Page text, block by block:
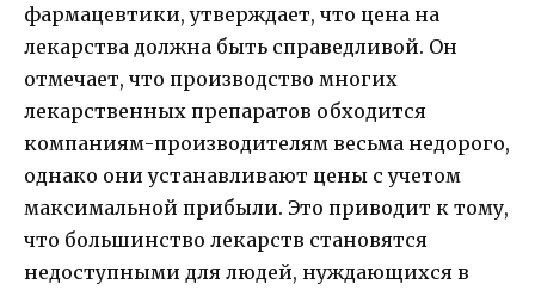
фармацевтики, утверждает, что цена на
лекарства должна быть справедливой. Он
отмечает, что производство многих
лекарственных препаратов обходится
компаниям-производителям весьма недорого,
однако они устанавливают цены с учетом
максимальной прибыли. Это приводит к тому,
что большинство лекарств становятся
недоступными для людей, нуждающихся в